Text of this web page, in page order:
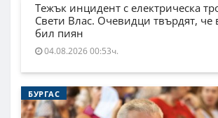
Тежък инцидент с електрическа
Свети Влас. Очевидци твърдят, че
бил пиян
04.08.2026 00:53ч.
БУРГАС